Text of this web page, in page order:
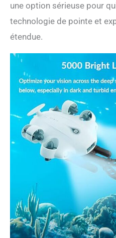
et
une option sérieuse pour
technologie de pointe et
étendue.